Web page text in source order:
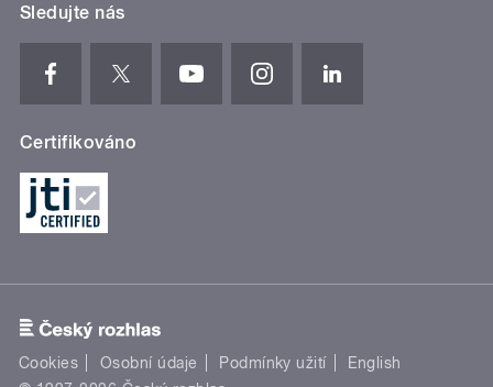
Sledujte nás
Certifikováno
Cookies Osobní údaje Podmínky užití
English